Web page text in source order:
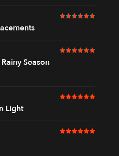
6 av 6 i betyg
6 av 6 i betyg
Season
6 av 6 i betyg
Light
6 av 6 i betyg